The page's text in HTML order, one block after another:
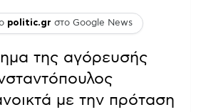
politic.gr στο Google News
της αγόρευσής
με την πρόταση